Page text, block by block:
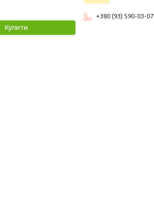
Купити
+380 (93) 590-03-07